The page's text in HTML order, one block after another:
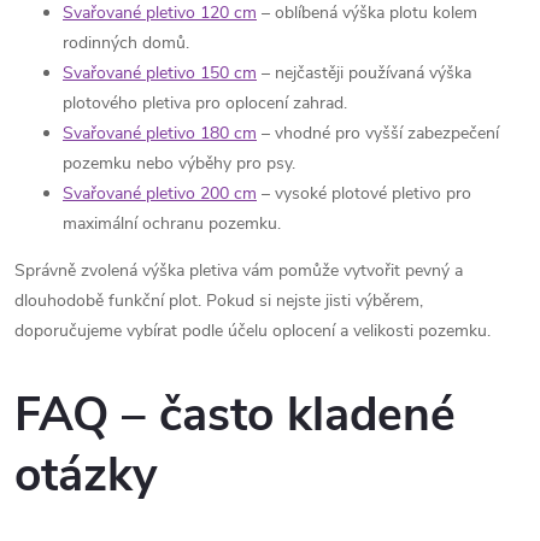
Svařované pletivo 120 cm – oblíbená výška plotu kolem
rodinných domů.
Svařované pletivo 150 cm – nejčastěji používaná výška
plotového pletiva pro oplocení zahrad.
Svařované pletivo 180 cm – vhodné pro vyšší zabezpečení
pozemku nebo výběhy pro psy.
Svařované pletivo 200 cm – vysoké plotové pletivo pro
maximální ochranu pozemku.
Správně zvolená výška pletiva vám pomůže vytvořit pevný a
dlouhodobě funkční plot. Pokud si nejste jisti výběrem,
doporučujeme vybírat podle účelu oplocení a velikosti pozemku.
FAQ – často kladené
otázky